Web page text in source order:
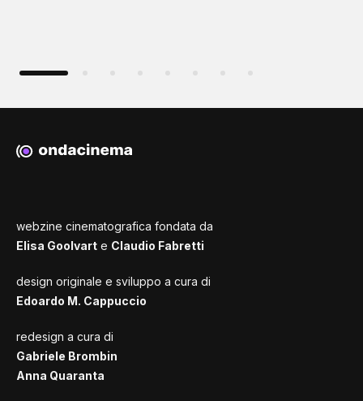
webzine cinematografica fondata da
Elisa Goolvart e Claudio Fabretti
design originale e sviluppo a cura di
Edoardo M. Cappuccio
redesign a cura di
Gabriele Brombin
Anna Quaranta